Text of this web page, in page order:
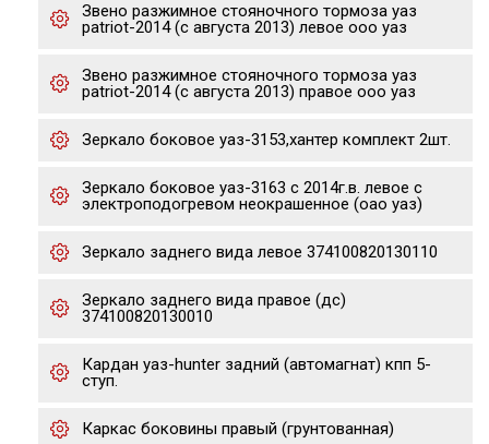
Звено разжимное стояночного тормоза уаз
patriot-2014 (с августа 2013) левое ооо уаз
Звено разжимное стояночного тормоза уаз
patriot-2014 (с августа 2013) правое ооо уаз
Зеркало боковое уаз-3153,хантер комплект 2шт.
Зеркало боковое уаз-3163 с 2014г.в. левое с
электроподогревом неокрашенное (оао уаз)
Зеркало заднего вида левое 374100820130110
Зеркало заднего вида правое (дс)
374100820130010
Кардан уаз-hunter задний (автомагнат) кпп 5-
ступ.
Каркас боковины правый (грунтованная)